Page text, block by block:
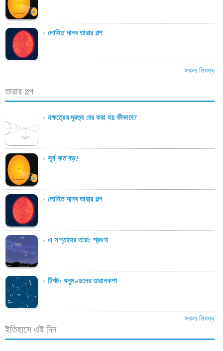
লোহিত দানব তারার গল্প
সকল নিবন্ধ
তারার গল্প
নক্ষত্রের দূরত্ব বের করা হয় কীভাবে?
সূর্য কত বড়?
লোহিত দানব তারার গল্প
এ সপ্তাহের তারা: শ্রবণা
টিপট: ধনুমণ্ডলের তারানকশা
সকল নিবন্ধ
ইতিহাসে এই দিন